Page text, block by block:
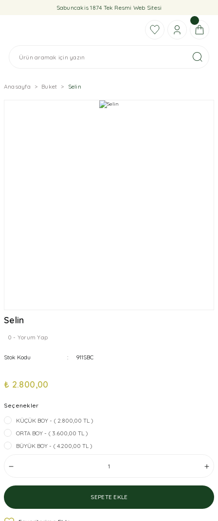
Sabuncakis 1874 Tek Resmi Web Sitesi
Anasayfa Buket Selin
Selin
0 - Yorum Yap
Stok Kodu 911SBC
₺ 2.800,00
Seçenekler
KÜÇÜK BOY - ( 2.800,00 TL )
ORTA BOY - ( 3.600,00 TL )
BÜYÜK BOY - ( 4.200,00 TL )
SEPETE EKLE